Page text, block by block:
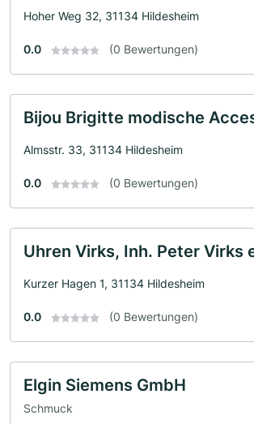
Hoher Weg 32, 31134 Hildesheim
0.0 (0 Bewertungen)
Bijou Brigitte modische
Almsstr. 33, 31134 Hildesheim
0.0 (0 Bewertungen)
Uhren Virks, Inh. Peter Virks
Kurzer Hagen 1, 31134 Hildesheim
0.0 (0 Bewertungen)
Elgin Siemens GmbH
Schmuck